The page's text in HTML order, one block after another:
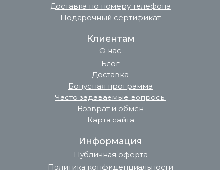
Информация
О нас
Доставка
Часто задаваемые вопросы
Публичная оферта
Политика конфиденциальности
Блог
Клиентам
Доставка по номеру телефона
Подарочный сертификат
Бонусная программа
Карта сайта
Возврат и обмен